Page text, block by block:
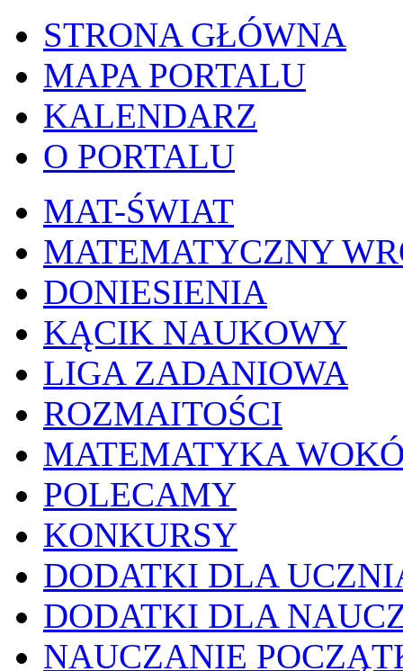
STRONA GŁÓWNA
MAPA PORTALU
KALENDARZ
O PORTALU
MAT-ŚWIAT
MATEMATYCZNY
DONIESIENIA
KĄCIK NAUKOWY
LIGA ZADANIOWA
ROZMAITOŚCI
MATEMATYKA
POLECAMY
KONKURSY
DODATKI DLA
DODATKI DLA
NAUCZANIE